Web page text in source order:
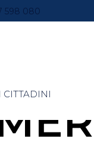
598 080
CITTADINI